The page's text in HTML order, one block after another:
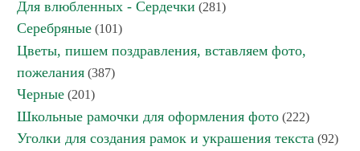
Для влюбленных - Сердечки (281)
Серебряные (101)
Цветы, пишем поздравления, вставляем фото,
пожелания (387)
Черные (201)
Школьные рамочки для оформления фото (222)
Уголки для создания рамок и украшения текста (92)